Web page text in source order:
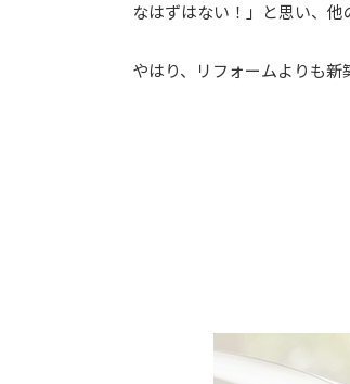
なはずはない！」と思い、
やはり、リフォームよりも